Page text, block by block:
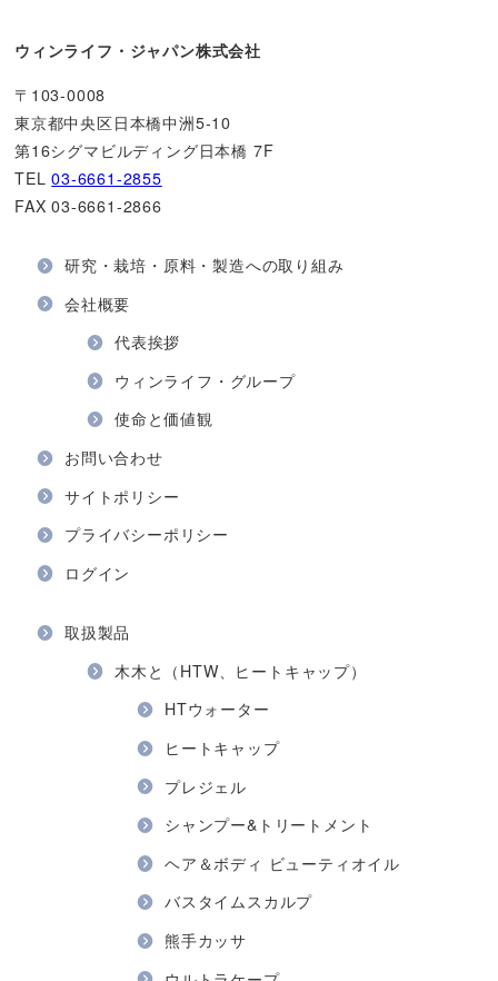
ウィンライフ・ジャパン株式会社
〒103-0008
東京都中央区日本橋中洲5-10
第16シグマビルディング日本橋 7F
TEL03-6661-2855
FAX 03-6661-2866
研究・栽培・原料・製造への取り組み
会社概要
代表挨拶
ウィンライフ・グループ
使命と価値観
お問い合わせ
サイトポリシー
プライバシーポリシー
ログイン
取扱製品
木木と（HTW、ヒートキャップ）
HTウォーター
ヒートキャップ
プレジェル
シャンプー&トリートメント
ヘア＆ボディ ビューティオイル
バスタイムスカルプ
熊手カッサ